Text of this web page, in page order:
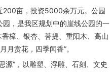
亩，投资5000余万元。公园
，是我区规划中的崖线公园的一
樟、银杏、菩提、重阳木、高山
赏花，四季闻香”。
”，以雕塑、浮雕、石刻、文史